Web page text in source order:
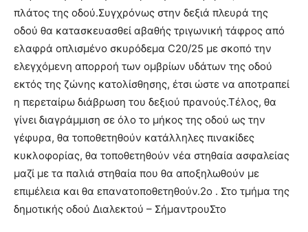
πλάτος της οδού.Συγχρόνως στην δεξιά πλευρά της
οδού θα κατασκευασθεί αβαθής τριγωνική τάφρος από
ελαφρά οπλισμένο σκυρόδεμα C20/25 με σκοπό την
ελεγχόμενη απορροή των ομβρίων υδάτων της οδού
εκτός της ζώνης κατολίσθησης, έτσι ώστε να αποτραπεί
η περεταίρω διάβρωση του δεξιού πρανούς.Τέλος, θα
γίνει διαγράμμιση σε όλο το μήκος της οδού ως την
γέφυρα, θα τοποθετηθούν κατάλληλες πινακίδες
κυκλοφορίας, θα τοποθετηθούν νέα στηθαία ασφαλείας
μαζί με τα παλιά στηθαία που θα αποξηλωθούν με
επιμέλεια και θα επανατοποθετηθούν.2ο . Στο τμήμα της
δημοτικής οδού Διαλεκτού – ΣήμαντρουΣτο